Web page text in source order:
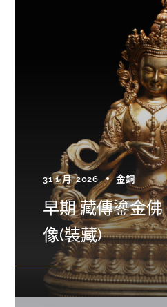
31 1 月, 2026 金銅
早期 藏傳鎏金
像(裝藏)